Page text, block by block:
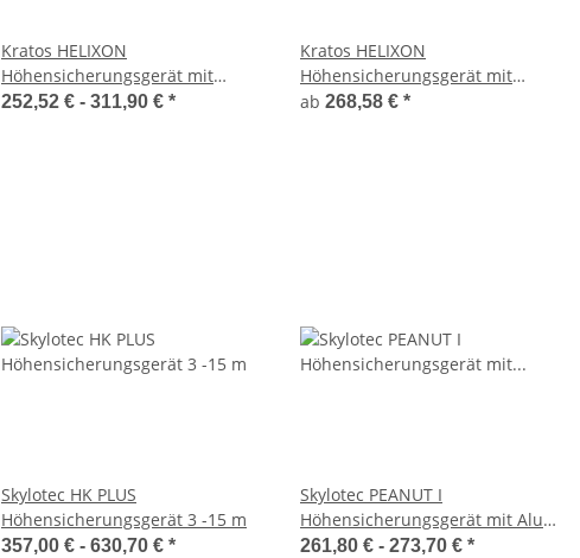
Kratos HELIXON
Höhensicherungsgerät mit
Polyestergurtband 3,5 m und 6
252,52 € - 311,90 € *
Kratos HELIXON
Höhensicherungsgerät mit
Stahldrahtseil 3,5 - 20 m
ab 268,58 € *
Skylotec HK PLUS
Höhensicherungsgerät 3 -15 m
357,00 € - 630,70 € *
Skylotec PEANUT I
Höhensicherungsgerät mit Alu-
Karabiner
261,80 € - 273,70 € *